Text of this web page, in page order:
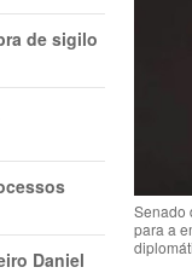
de sigilo
Daniel
Senado
para a